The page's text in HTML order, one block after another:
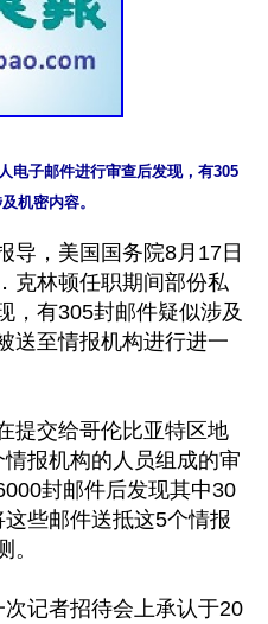
电子邮件进行审查后发现，有305
导，美国国务院8月17日
克林顿任职期间部份私
，有305封邮件疑似涉及
送至情报机构进行进一
提交给哥伦比亚特区地
报机构的人员组成的审
封邮件后发现其中30
些邮件送抵这5个情报
。
记者招待会上承认于20